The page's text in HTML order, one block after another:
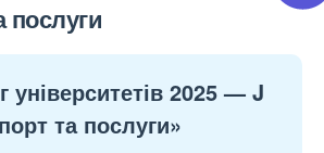
послуги
університетів 2025 — J
та послуги»